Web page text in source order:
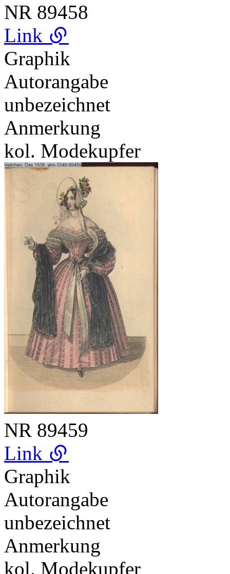
NR 89458
Link
Graphik
Autorangabe
unbezeichnet
Anmerkung
kol. Modekupfer
NR 89459
Link
Graphik
Autorangabe
unbezeichnet
Anmerkung
kol. Modekupfer